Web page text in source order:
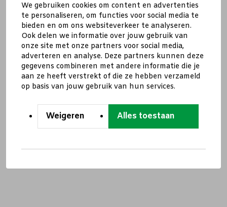
We gebruiken cookies om content en advertenties
te personaliseren, om functies voor social media te
bieden en om ons websiteverkeer te analyseren.
Ook delen we informatie over jouw gebruik van
onze site met onze partners voor social media,
adverteren en analyse. Deze partners kunnen deze
gegevens combineren met andere informatie die je
aan ze heeft verstrekt of die ze hebben verzameld
op basis van jouw gebruik van hun services.
Weigeren Alles toestaan